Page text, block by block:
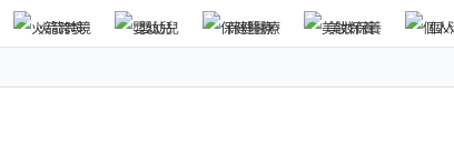
火箭跨境 嬰幼兒 保健醫療 美妝保養 個